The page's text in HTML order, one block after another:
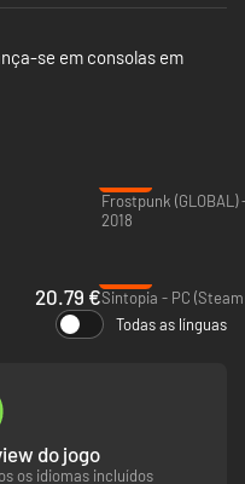
o aquecimento de sua cidade
ajuda do sistema de Gestão
de temperaturas.
se em consolas em
Frostpunk (GLOBAL)
2018
20.79 €Sintopia - PC
Todas as línguas
do jogo
os idiomas incluídos